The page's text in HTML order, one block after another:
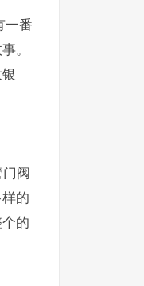
一番
。
门阀
的
的